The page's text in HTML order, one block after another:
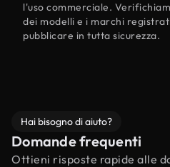
l'uso commerciale.
dei modelli e i marchi
pubblicare in tutta sicurezza.
Hai bisogno di aiuto?
Domande frequenti
Ottieni risposte rapide alle